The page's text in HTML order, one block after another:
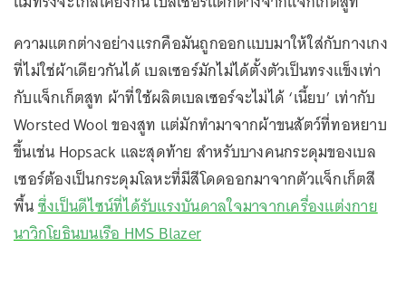
ความแตกต่างอย่างแรกคือมันถูกออกแบบมาให้ใส่กับกางเกง
ที่ไม่ใช่ผ้าเดียวกันได้ เบลเซอร์มักไม่ได้ตั้งตัวเป็นทรงแข็งเท่า
กับแจ็กเก็ตสูท ผ้าที่ใช้ผลิตเบลเซอร์จะไม่ได้ ‘เนี้ยบ’ เท่ากับ
Worsted Wool ของสูท แต่มักทำมาจากผ้าขนสัตว์ที่ทอหยาบ
ขึ้นเช่น Hopsack และสุดท้าย สำหรับบางคนกระดุมของเบล
เซอร์ต้องเป็นกระดุมโลหะที่มีสีโดดออกมาจากตัวแจ็กเก็ตสี
พื้นซึ่งเป็นดีไซน์ที่ได้รับแรงบันดาลใจมาจากเครื่องแต่งกาย
นาวิกโยธินบนเรือ HMS Blazer